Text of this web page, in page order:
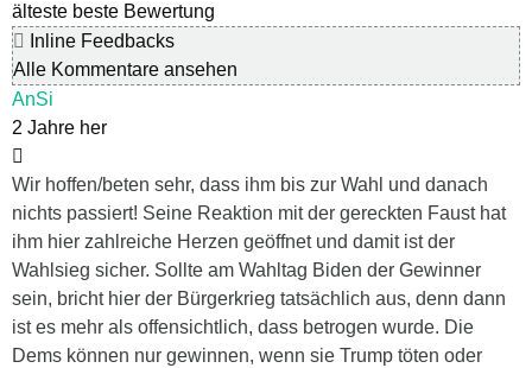
älteste beste Bewertung
Inline Feedbacks
Alle Kommentare ansehen
AnSi
2 Jahre her
Wir hoffen/beten sehr, dass ihm bis zur Wahl und danach
nichts passiert! Seine Reaktion mit der gereckten Faust hat
ihm hier zahlreiche Herzen geöffnet und damit ist der
Wahlsieg sicher. Sollte am Wahltag Biden der Gewinner
sein, bricht hier der Bürgerkrieg tatsächlich aus, denn dann
ist es mehr als offensichtlich, dass betrogen wurde. Die
Dems können nur gewinnen, wenn sie Trump töten oder